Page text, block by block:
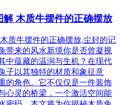
木质牛摆件的正确摆放
质牛摆件的正确摆放,尘封的记
来的风水新境你是否曾凝视
中蕴藏的温润与生机？在现代
子以其独特的材质和象征意
的角色。它不仅仅是一件装饰
心灵的桥梁，一个激活空间能